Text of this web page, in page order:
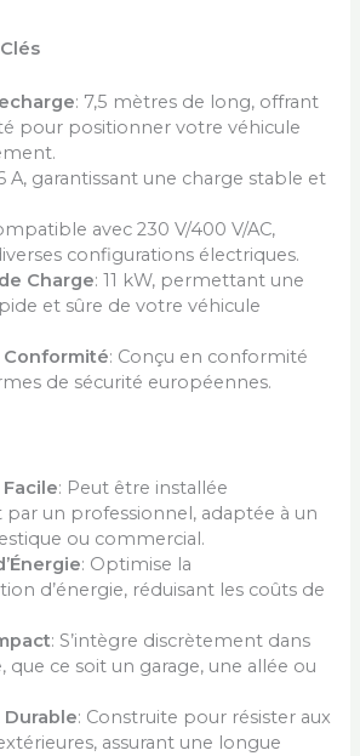
: 7,5 mètres de long, offrant
pour positionner votre véhicule
A, garantissant une charge stable et
avec 230 V/400 V/AC,
configurations électriques.
Charge: 11 kW, permettant une
et sûre de votre véhicule
: Conçu en conformité
de sécurité européennes.
: Peut être installée
un professionnel, adaptée à un
ou commercial.
: Optimise la
d’énergie, réduisant les coûts de
: S’intègre discrètement dans
que ce soit un garage, une allée ou
: Construite pour résister aux
assurant une longue